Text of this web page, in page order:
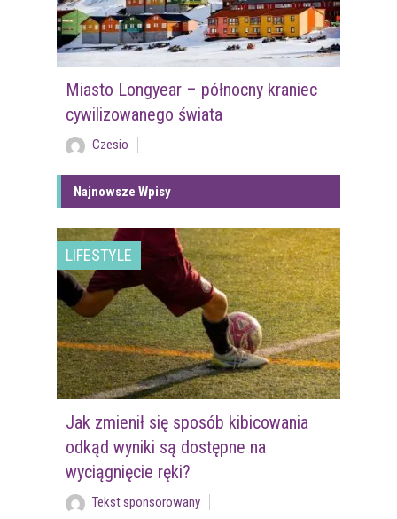
Miasto Longyear – północny kraniec
cywilizowanego świata
Czesio
Najnowsze Wpisy
LIFESTYLE
Jak zmienił się sposób kibicowania
odkąd wyniki są dostępne na
wyciągnięcie ręki?
Tekst sponsorowany